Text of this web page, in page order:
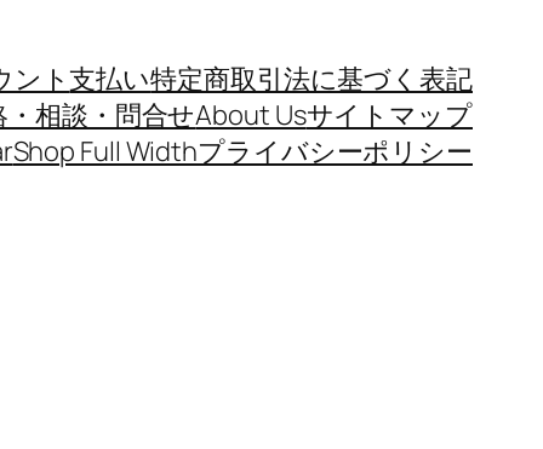
ント支払い特定商取引法に基づく表記
・相談・問合せAbout Usサイトマップ
Shop Full Widthプライバシーポリシー